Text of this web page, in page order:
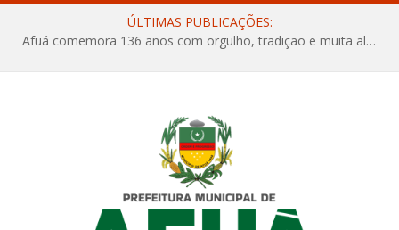
ÚLTIMAS PUBLICAÇÕES:
Afuá comemora 136 anos com orgulho, tradição e muita alegria na Quadra Dr. Nelson Salomão